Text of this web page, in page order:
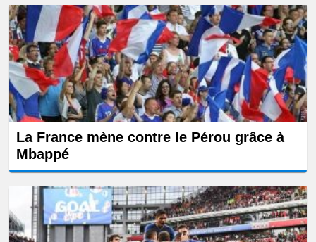
La France mène contre le Pérou grâce à
Mbappé